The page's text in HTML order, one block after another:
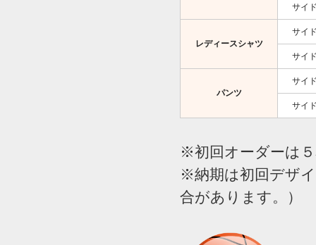
サイ
レディースシャツ
サイ
サイ
パンツ
サイ
サイ
※初回オーダーは
※納期は初回デザ
合があります。）